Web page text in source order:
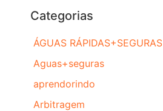
Categorias
ÁGUAS RÁPIDAS+SEGURAS
Aguas+seguras
aprendorindo
Arbitragem